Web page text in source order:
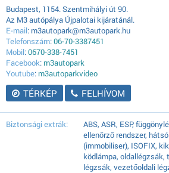
Budapest, 1154. Szentmihályi út 90.
Az M3 autópálya Újpalotai kijáratánál.
E-mail: m3autopark@m3autopark.hu
Telefonszám:06-70-3387451
Mobil:0670-338-7451
Facebook: m3autopark
Youtube: m3autoparkvideo
TÉRKÉP FELHÍVOM
Biztonsági extrák:
ABS, ASR, ESP,
ellenőrző rendszer,
(immobiliser), ISOFIX,
ködlámpa,
légzsák, vezetőoldali